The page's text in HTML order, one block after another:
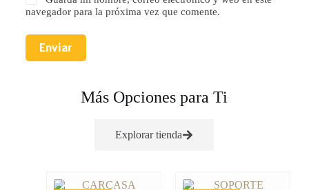
navegador para la próxima vez que comente.
Enviar
Más Opciones para Ti
Explorar tienda